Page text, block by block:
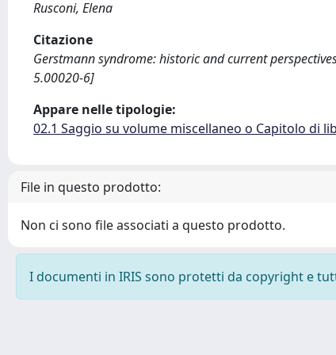
Rusconi, Elena
Citazione
Gerstmann syndrome: historic and current
5.00020-6]
Appare nelle tipologie:
02.1 Saggio su volume miscellaneo o Capitolo di
File in questo prodotto:
Non ci sono file associati a questo prodotto.
I documenti in IRIS sono protetti da copyright e